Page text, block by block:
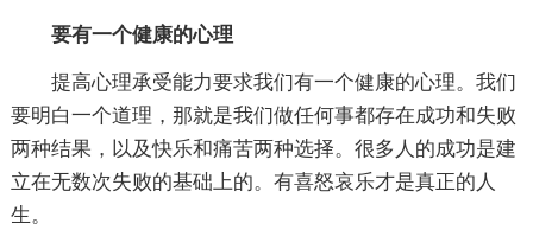
要有一个健康的心理
提高心理承受能力要求我们有一个健康的心理。我们
要明白一个道理，那就是我们做任何事都存在成功和失败
两种结果，以及快乐和痛苦两种选择。很多人的成功是建
立在无数次失败的基础上的。有喜怒哀乐才是真正的人
生。